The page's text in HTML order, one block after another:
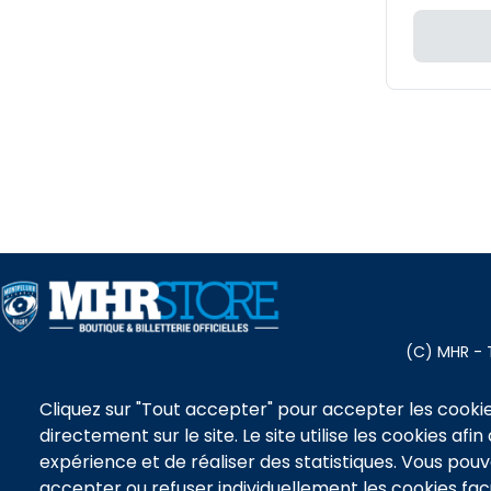
Cliquez sur "Tout accepter" pour accepter les
directement sur le site. Le site utilise les cookies
expérience et de réaliser des statistiques. Vous
(C) MHR -
Pied
de
BILLETTERIE
OVALIE PITCHOU